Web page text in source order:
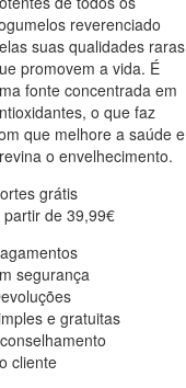
reverenciado
suas qualidades raras
promovem a vida. É
fonte concentrada em
o que faz
que melhore a saúde e
o envelhecimento.
grátis
partir de 39,99€
segurança
e gratuitas
cliente